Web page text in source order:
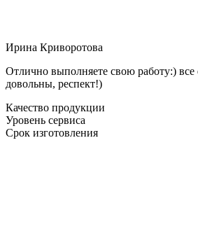
Ирина Криворотова
Отлично выполняете свою работу:) все
довольны, респект!)
Качество продукции
Уровень сервиса
Срок изготовления